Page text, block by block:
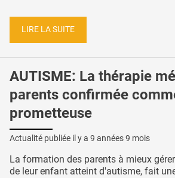
LIRE LA SUITE
AUTISME: La thérapie
parents confirmée
prometteuse
Actualité publiée il y a 9 années 9 mois
La formation des parents à mieux
de leur enfant atteint d'autisme, fait